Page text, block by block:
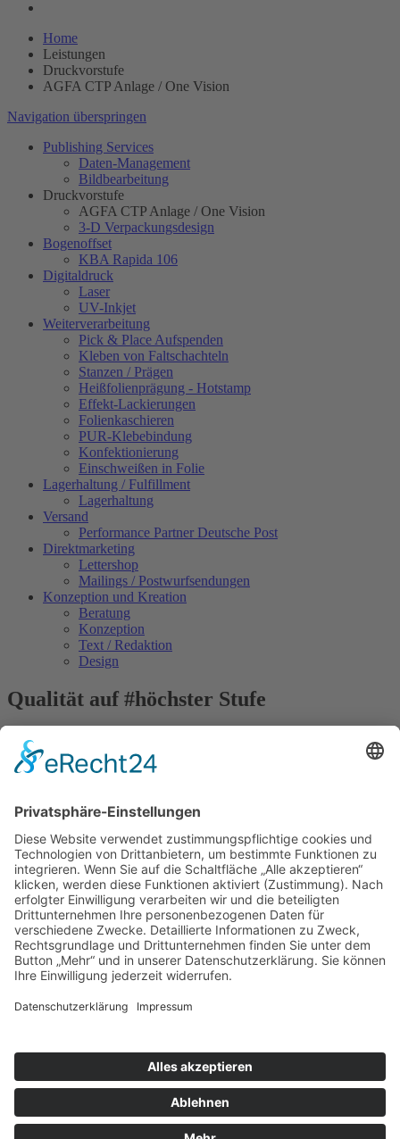
Home
Leistungen
Druckvorstufe
AGFA CTP Anlage / One Vision
Navigation überspringen
Publishing Services
Daten-Management
Bildbearbeitung
Druckvorstufe
AGFA CTP Anlage / One Vision
3-D Verpackungsdesign
Bogenoffset
KBA Rapida 106
Digitaldruck
Laser
UV-Inkjet
Weiterverarbeitung
Pick & Place Aufspenden
Kleben von Faltschachteln
Stanzen / Prägen
Heißfolienprägung - Hotstamp
Effekt-Lackierungen
Folienkaschieren
PUR-Klebebindung
Konfektionierung
Einschweißen in Folie
Lagerhaltung / Fulfillment
Lagerhaltung
Versand
Performance Partner Deutsche Post
Direktmarketing
Lettershop
Mailings / Postwurfsendungen
Konzeption und Kreation
Beratung
Konzeption
Text / Redaktion
Design
Qualität auf #höchster Stufe
Daten checken, korrigieren, ausschießen und rippen – in der
Druckvorstufe entscheidet sich bereits, was am Ende des
Druckprozesses herauskommt. Damit das Endergebnis mit dem
Technik: Software-Pakete von One Vision, den aktuellsten AGFA-
Apogee-Workflow und natürlich auf hochautomatisierte, präzise und
umweltfreundliche Thermoplattenbelichtung via CTP (Computer to
Plate). So erzielen wir Spitzenqualität mit den geringsten
Abweichungs- und Schwankungstoleranzen – zertifiziert nach
Premium PSO (Premium Prozess Standard Offsetdruck).
Navigation überspringen
|
Datenschutz
AGB
Sitemap